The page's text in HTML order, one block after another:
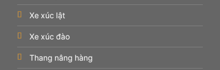
Xe xúc lật
Xe xúc đào
Thang nâng hàng